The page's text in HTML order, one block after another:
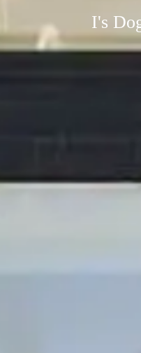
I's
開放
経験豊富なス
ちし
癒しのオ